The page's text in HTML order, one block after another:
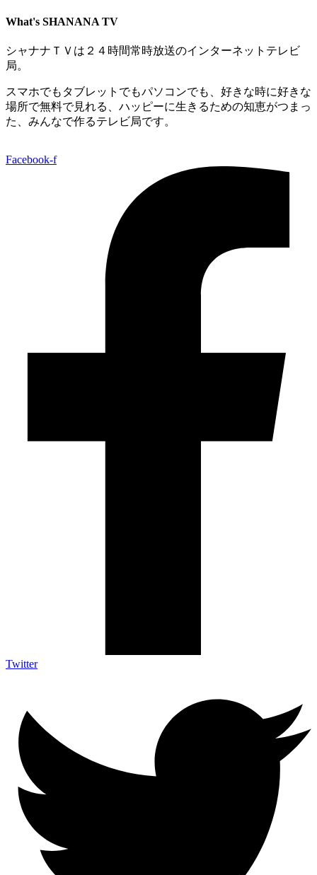
What's SHANANA TV
シャナナＴＶは２４時間常時放送のインターネットテレビ
局。
スマホでもタブレットでもパソコンでも、好きな時に好きな
場所で無料で見れる、 ハッピーに生きるための知恵がつまっ
た、みんなで作るテレビ局です。
Facebook-f
Twitter